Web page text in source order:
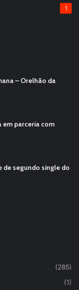
1
– Orelhão da
em parceria com
de segundo single do
(285)
(1)